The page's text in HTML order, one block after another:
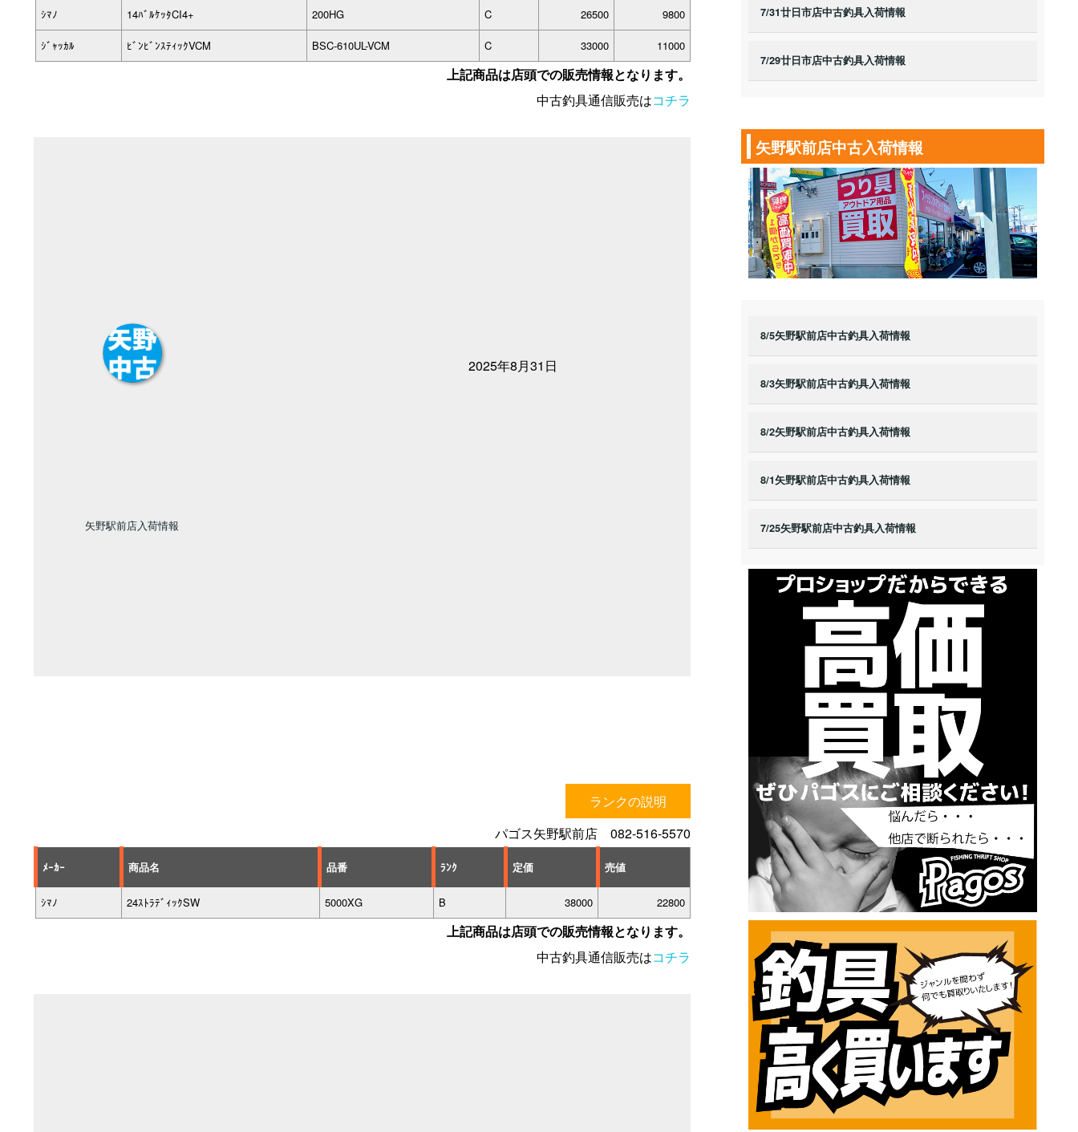
ｼﾏﾉ 14ﾊﾞﾙｹｯﾀCI4+ 200HG C 26500 9800
ｼﾞｬｯｶﾙ ﾋﾞﾝﾋﾞﾝｽﾃｨｯｸVCM BSC-610UL-VCM C 33000 11000
上記商品は店頭での販売情報となります。
中古釣具通信販売はコチラ
矢野駅前店入荷情報
2025年8月31日
ランクの説明
パゴス矢野駅前店 082-516-5570
ﾒｰｶｰ 商品名 品番 ﾗﾝｸ 定価 売値
ｼﾏﾉ 24ｽﾄﾗﾃﾞｨｯｸSW 5000XG B 38000 22800
上記商品は店頭での販売情報となります。
中古釣具通信販売はコチラ
7/31廿日市店中古釣具入荷情報
7/29廿日市店中古釣具入荷情報
矢野駅前店中古入荷情報
8/5矢野駅前店中古釣具入荷情報
8/3矢野駅前店中古釣具入荷情報
8/2矢野駅前店中古釣具入荷情報
8/1矢野駅前店中古釣具入荷情報
7/25矢野駅前店中古釣具入荷情報